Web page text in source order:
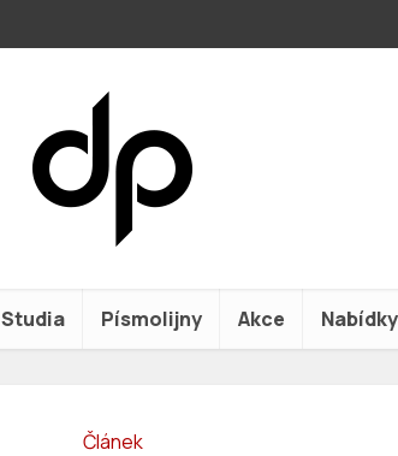
Studia Písmolijny Akce
Článek